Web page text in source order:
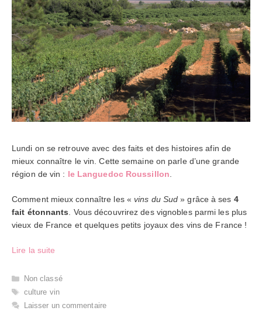
Lundi on se retrouve avec des faits et des histoires afin de
mieux connaître le vin. Cette semaine on parle d’une grande
région de vin : le Languedoc Roussillon
Comment mieux connaître les « vins du Sud » grâce à ses 4
fait étonnants . Vous découvrirez des vignobles parmi les plus
vieux de France et quelques petits joyaux des vins de France !
Lire la suite
Catégories
Non classé
Étiquettes
culture vin
Laisser un commentaire